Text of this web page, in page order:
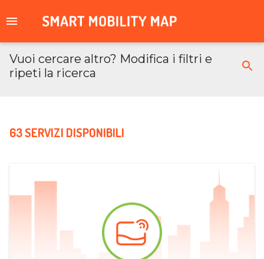
Vuoi cercare altro? Modifica i filtri e
ripeti la ricerca
63 SERVIZI DISPONIBILI